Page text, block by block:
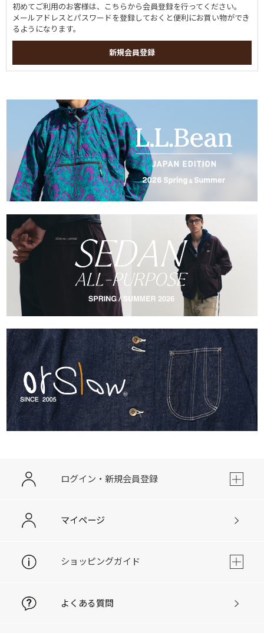
初めてご利用のお客様は、こちらから会員登録を行ってください。
メールアドレスとパスワードを登録しておくと便利にお買い物ができ
るようになります。
ログイン・新規会員登録
マイページ
ショッピングガイド
よくある質問